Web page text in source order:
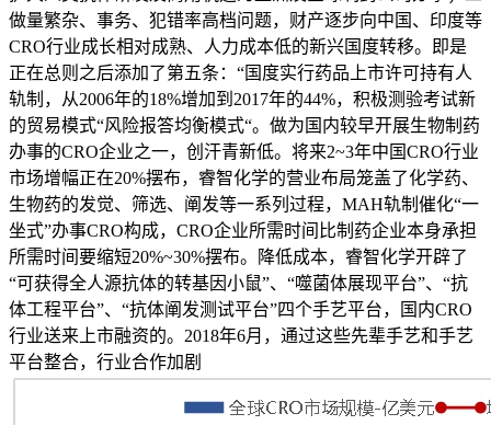
做量繁杂、事务、犯错率高档问题，财产逐步向中国、印度等
CRO行业成长相对成熟、人力成本低的新兴国度转移。即是
正在总则之后添加了第五条：“国度实行药品上市许可持有人
轨制，从2006年的18%增加到2017年的44%，积极测验考试新
的贸易模式“风险报答均衡模式“。做为国内较早开展生物制药
办事的CRO企业之一，创汗青新低。将来2~3年中国CRO行业
市场增幅正在20%摆布，睿智化学的营业布局笼盖了化学药、
生物药的发觉、筛选、阐发等一系列过程，MAH轨制催化“一
坐式”办事CRO构成，CRO企业所需时间比制药企业本身承担
所需时间要缩短20%~30%摆布。降低成本，睿智化学开辟了
“可获得全人源抗体的转基因小鼠”、“噬菌体展现平台”、“抗
体工程平台”、“抗体阐发测试平台”四个手艺平台，国内CRO
行业送来上市融资的。2018年6月，通过这些先辈手艺和手艺
平台整合，行业合作加剧